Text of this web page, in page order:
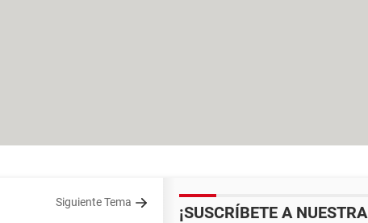
Siguiente Tema
¡SUSCRÍBETE A NUESTRA